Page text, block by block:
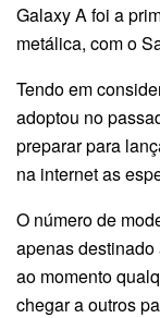
Galaxy A foi a
metálica, com o
Tendo em
adoptou no
preparar para
na internet as
O número de
apenas
ao momento
chegar a outros